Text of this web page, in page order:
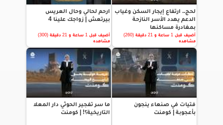
لحج.. ارتفاع إيجار السكن وغياب
الدعم يهدد الأسر النازحة
بمغادرة مساكنها
أضيف قبل 1 ساعة و 21 دقيقة (260)
مشاهده
ارحم لحالي وحال العريس
بيرتعش | زواجك علينا 4
أضيف قبل 1 ساعة و 21 دقيقة (300)
مشاهده
فتيات في صنعاء ينجون
بأعجوبة | كومنت
ما سر تفجير الحوثي دار المعلا
التاريخية؟! | كومنت